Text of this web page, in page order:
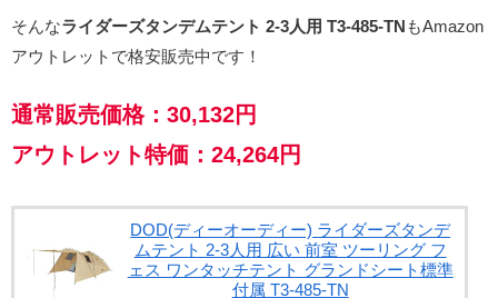
そんなライダーズタンデムテント 2-3人用 T3-485-TN もAmazon
アウトレットで格安販売中です！
通常販売価格：30,132円
アウトレット特価：24,264円
DOD(ディーオーディー) ライダーズタンデ
ムテント 2-3人用 広い 前室 ツーリング フ
ェス ワンタッチテント グランドシート標準
付属 T3-485-TN